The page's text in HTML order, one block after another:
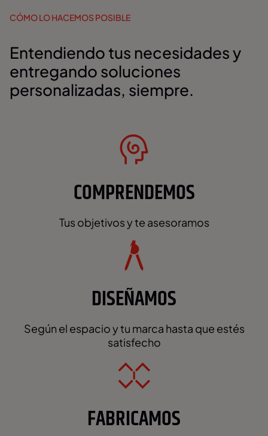
CÓMO LO HACEMOS POSIBLE
Entendiendo tus necesidades y
entregando soluciones
personalizadas, siempre.
COMPRENDEMOS
Tus objetivos y te asesoramos
DISEÑAMOS
Según el espacio y tu marca hasta que estés
satisfecho
FABRICAMOS